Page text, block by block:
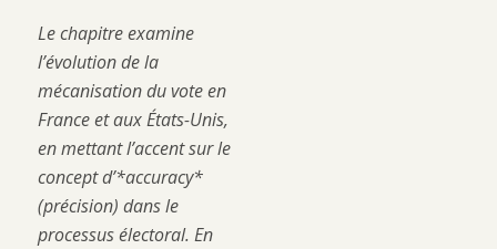
Le chapitre examine
l’évolution de la
mécanisation du vote en
France et aux États-Unis,
en mettant l’accent sur le
concept d’*accuracy*
(précision) dans le
processus électoral. En